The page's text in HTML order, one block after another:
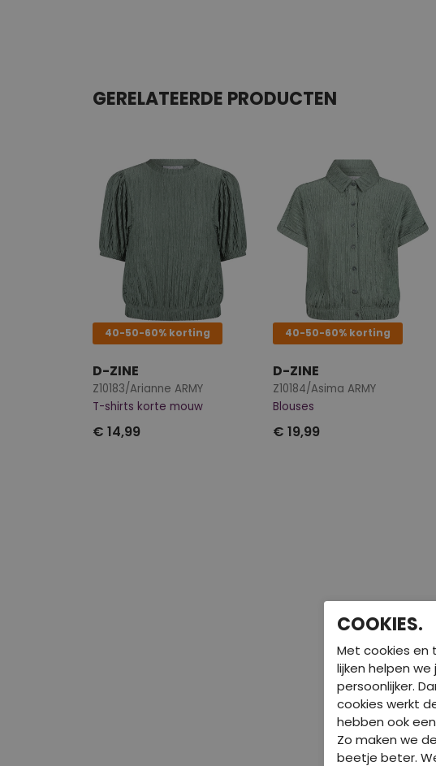
GERELATEERDE PRODUCTEN
40-50-60% korting
D-ZINE
Z10183/Arianne ARMY
T-shirts korte mouw
€ 14,99
40-50-60% korting
D-ZINE
Z10184/Asima ARMY
Blouses
€ 19,99
COOKIES.
Met cookies en
lijken helpen
persoonlijker.
cookies werkt
hebben ook
Zo maken we
beetje beter.